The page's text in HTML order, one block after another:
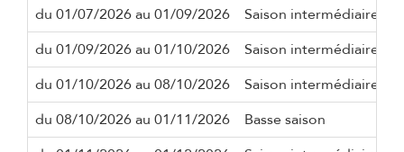
du 01/07/2026 au 01/09/2026
Saison intermédiaire
du 01/09/2026 au 01/10/2026
Saison intermédiaire
du 01/10/2026 au 08/10/2026
Saison intermédiaire
du 08/10/2026 au 01/11/2026
Basse saison